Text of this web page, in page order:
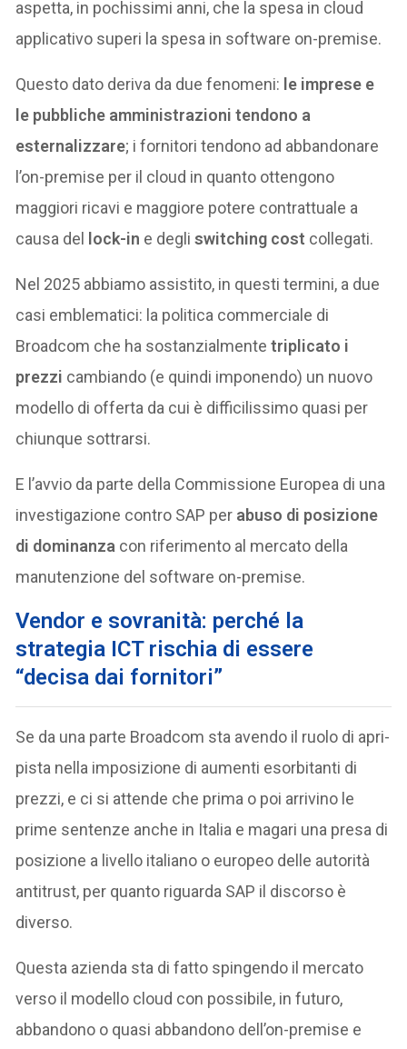
aspetta, in pochissimi anni, che la spesa in cloud
applicativo superi la spesa in software on-premise.
Questo dato deriva da due fenomeni: le imprese e
le pubbliche amministrazioni tendono a
esternalizzare; i fornitori tendono ad abbandonare
l’on-premise per il cloud in quanto ottengono
maggiori ricavi e maggiore potere contrattuale a
causa del
lock-in e degliswitching cost collegati.
Nel 2025 abbiamo assistito, in questi termini, a due
casi emblematici: la politica commerciale di
Broadcom che ha sostanzialmentetriplicato i
prezzi cambiando (e quindi imponendo) un nuovo
modello di offerta da cui è difficilissimo quasi per
chiunque sottrarsi.
E l’avvio da parte della Commissione Europea di una
investigazione contro SAP per abuso di posizione
di dominanza con riferimento al mercato della
manutenzione del software on-premise.
Vendor e sovranità: perché la
strategia ICT rischia di essere
“decisa dai fornitori”
Se da una parte Broadcom sta avendo il ruolo di apri-
pista nella imposizione di aumenti esorbitanti di
prezzi, e ci si attende che prima o poi arrivino le
prime sentenze anche in Italia e magari una presa di
posizione a livello italiano o europeo delle autorità
antitrust, per quanto riguarda SAP il discorso è
diverso.
Questa azienda sta di fatto spingendo il mercato
verso il modello cloud con possibile, in futuro,
abbandono o quasi abbandono dell’on-premise e